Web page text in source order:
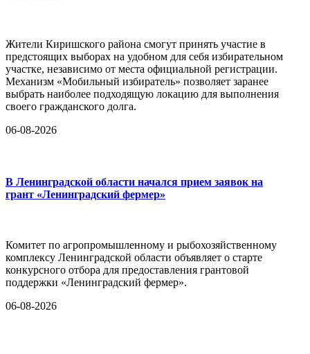
Жители Киришского района смогут принять участие в
предстоящих выборах на удобном для себя избирательном
участке, независимо от места официальной регистрации.
Механизм «Мобильный избиратель» позволяет заранее
выбрать наиболее подходящую локацию для выполнения
своего гражданского долга.
06-08-2026
В Ленинградской области начался прием заявок на
грант «Ленинградский фермер»
Комитет по агропромышленному и рыбохозяйственному
комплексу Ленинградской области объявляет о старте
конкурсного отбора для предоставления грантовой
поддержки «Ленинградский фермер».
06-08-2026